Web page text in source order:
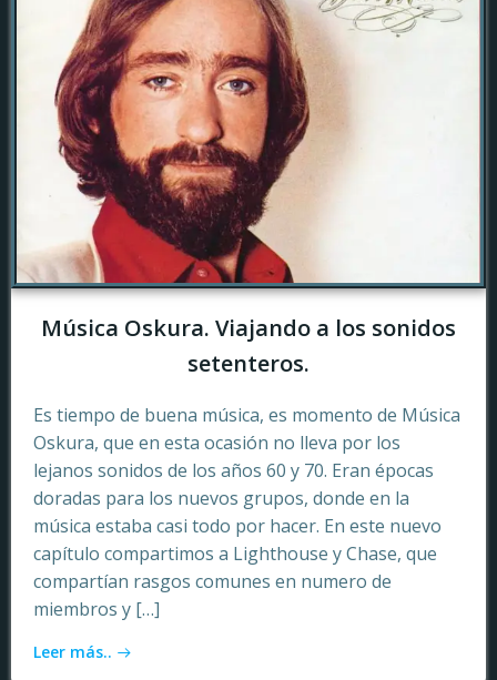
Música Oskura. Viajando a los sonidos
setenteros.
Es tiempo de buena música, es momento de Música
Oskura, que en esta ocasión no lleva por los
lejanos sonidos de los años 60 y 70. Eran épocas
doradas para los nuevos grupos, donde en la
música estaba casi todo por hacer. En este nuevo
capítulo compartimos a Lighthouse y Chase, que
compartían rasgos comunes en numero de
miembros y […]
Leer más..